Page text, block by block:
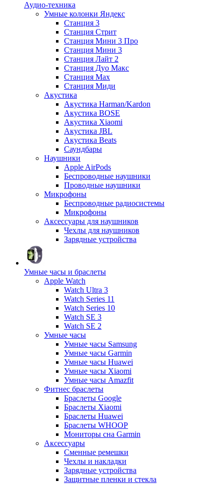
Аудио-техника
Умные колонки Яндекс
Станция 3
Станция Стрит
Станция Мини 3 Про
Станция Мини 3
Станция Лайт 2
Станция Дуо Макс
Станция Max
Станция Миди
Акустика
Акустика Harman/Kardon
Акустика BOSE
Акустика Xiaomi
Акустика JBL
Акустика Beats
Саундбары
Наушники
Apple AirPods
Беспроводные наушники
Проводные наушники
Микрофоны
Беспроводные радиосистемы
Микрофоны
Аксессуары для наушников
Чехлы для наушников
Зарядные устройства
Умные часы и браслеты
Apple Watch
Watch Ultra 3
Watch Series 11
Watch Series 10
Watch SE 3
Watch SE 2
Умные часы
Умные часы Samsung
Умные часы Garmin
Умные часы Huawei
Умные часы Xiaomi
Умные часы Amazfit
Фитнес браслеты
Браслеты Google
Браслеты Xiaomi
Браслеты Huawei
Браслеты WHOOP
Мониторы сна Garmin
Аксессуары
Сменные ремешки
Чехлы и накладки
Зарядные устройства
Защитные пленки и стекла